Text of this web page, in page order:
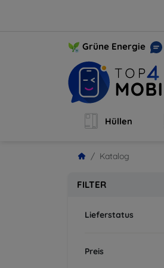
Grüne Energie
Hüllen
Katalog
FILTER
Lieferstatus
Preis